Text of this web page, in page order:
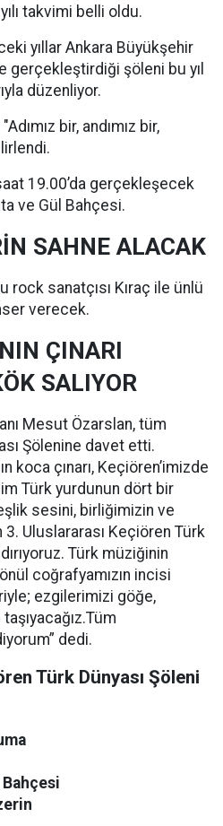
takvimi belli oldu.
yıllar Ankara Büyükşehir
gerçekleştirdiği şöleni bu yıl
düzenliyor.
bir, andımız bir,
19.00’da gerçekleşecek
ve Gül Bahçesi.
SAHNE ALACAK
rock sanatçısı Kıraç ile ünlü
verecek.
ÇINARI
SALIYOR
Mesut Özarslan, tüm
Şölenine davet etti.
koca çınarı, Keçiören’imizde
Türk yurdunun dört bir
sesini, birliğimizin ve
Uluslararası Keçiören Türk
Türk müziğinin
coğrafyamızın incisi
ezgilerimizi göğe,
dedi.
Türk Dünyası Şöleni